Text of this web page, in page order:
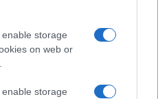
storage
on web or
storage
meteo per lunedì 10 agosto